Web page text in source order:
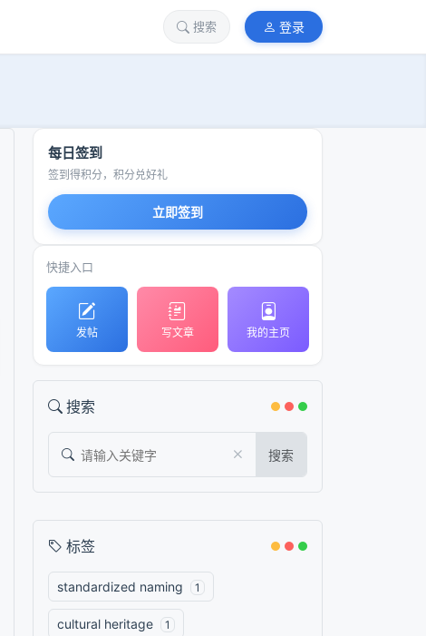
搜索 登录
每日签到
签到得积分，积分兑好礼
立即签到
快捷入口
发帖 写文章 我的主页
搜索
搜索
标签
standardized naming 1
cultural heritage 1